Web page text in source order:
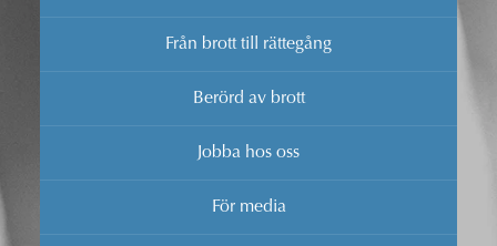
Från brott till rättegång
Berörd av brott
Jobba hos oss
För media